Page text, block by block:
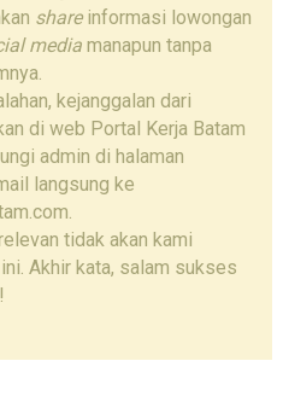
shareinformasi lowongan
mediamanapun tanpa
kejanggalan dari
di web Portal Kerja Batam
admin di halaman
langsung ke
tidak akan kami
Akhir kata, salam sukses